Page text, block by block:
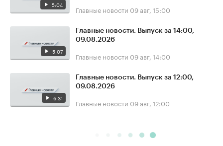
5:04 Главные новости 09 авг, 15:00
5:07
Главные новости. Выпуск за 14:00,
09.08.2026
Главные новости 09 авг, 14:00
6:31
Главные новости. Выпуск за 12:00,
09.08.2026
Главные новости 09 авг, 12:00